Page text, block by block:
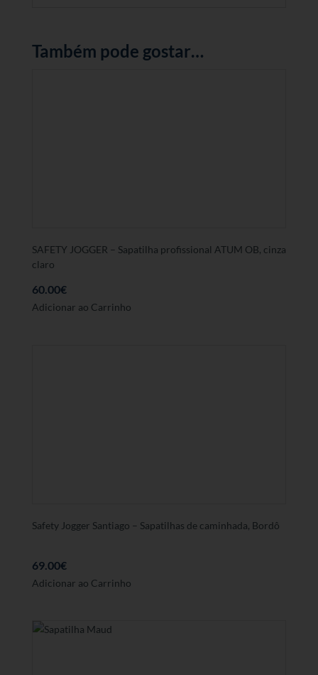
Também pode gostar…
SAFETY JOGGER – Sapatilha profissional ATUM OB, cinza
claro
60.00€
Adicionar ao CarrinhoEste
Safety Jogger Santiago – Sapatilhas de caminhada, Bordô
69.00€
Adicionar ao CarrinhoEste